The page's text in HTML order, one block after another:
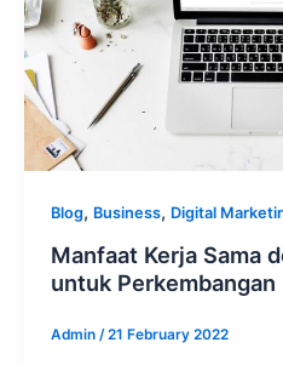
Blog, Business, Digital
Manfaat Kerja Sama
untuk Perkembangan
Admin /21 February 2022